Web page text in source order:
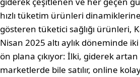
hızlı tüketim ürünleri
gösteren tüketici sağlığı ürünleri,
Nisan 2025 altı aylık döneminde
ön plana çıkıyor: İlki, giderek
marketlerde bile satılır, online